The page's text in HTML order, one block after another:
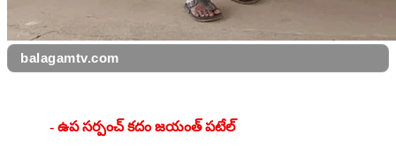
balagamtv.com
- ఉప సర్పంచ్ కదం జయంత్ పటేల్